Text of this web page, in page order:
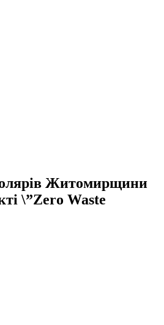
Житомирщини
\”Zero Waste